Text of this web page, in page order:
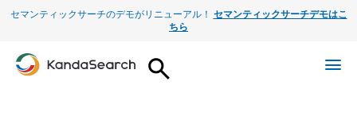
セマンティックサーチのデモがリニューアル！ セマンティックサーチデモはこ
ちら